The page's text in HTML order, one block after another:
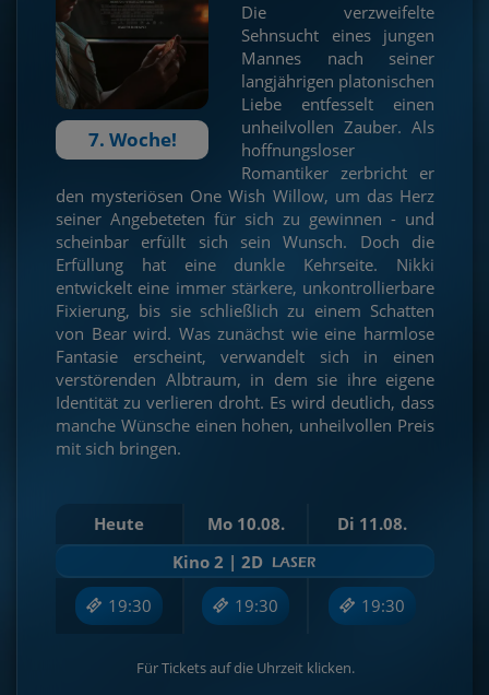
7. Woche!
Die verzweifelte
Sehnsucht eines jungen
Mannes nach seiner
langjährigen platonischen
Liebe entfesselt einen
unheilvollen Zauber. Als
hoffnungsloser
Romantiker zerbricht er
den mysteriösen One Wish Willow, um das Herz
seiner Angebeteten für sich zu gewinnen - und
scheinbar erfüllt sich sein Wunsch. Doch die
Erfüllung hat eine dunkle Kehrseite. Nikki
entwickelt eine immer stärkere, unkontrollierbare
Fixierung, bis sie schließlich zu einem Schatten
von Bear wird. Was zunächst wie eine harmlose
Fantasie erscheint, verwandelt sich in einen
verstörenden Albtraum, in dem sie ihre eigene
Identität zu verlieren droht. Es wird deutlich, dass
manche Wünsche einen hohen, unheilvollen Preis
mit sich bringen.
Heute Mo 10.08. Di 11.08.
19:30 19:30 19:30
Kino 2 | 2D
Für Tickets auf die Uhrzeit klicken.